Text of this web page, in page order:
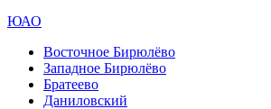
ЮАО
Восточное Бирюлёво
Западное Бирюлёво
Братеево
Даниловский